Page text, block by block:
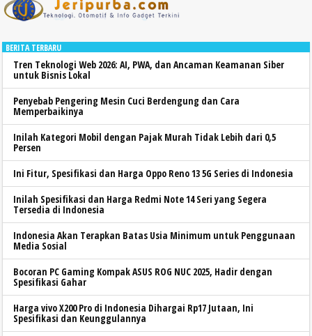
BERITA TERBARU
Tren Teknologi Web 2026: AI, PWA, dan Ancaman Keamanan Siber
untuk Bisnis Lokal
Penyebab Pengering Mesin Cuci Berdengung dan Cara
Memperbaikinya
Inilah Kategori Mobil dengan Pajak Murah Tidak Lebih dari 0,5
Persen
Ini Fitur, Spesifikasi dan Harga Oppo Reno 13 5G Series di Indonesia
Inilah Spesifikasi dan Harga Redmi Note 14 Seri yang Segera
Tersedia di Indonesia
Indonesia Akan Terapkan Batas Usia Minimum untuk Penggunaan
Media Sosial
Bocoran PC Gaming Kompak ASUS ROG NUC 2025, Hadir dengan
Spesifikasi Gahar
Harga vivo X200 Pro di Indonesia Dihargai Rp17 Jutaan, Ini
Spesifikasi dan Keunggulannya